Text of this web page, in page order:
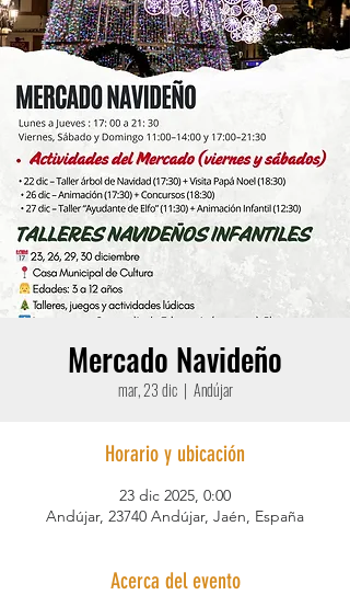
Mercado Navideño
mar, 23 dic
  |
Andújar
Horario y ubicación
23 dic 2025, 0:00
Andújar, 23740 Andújar, Jaén, España
Acerca del evento